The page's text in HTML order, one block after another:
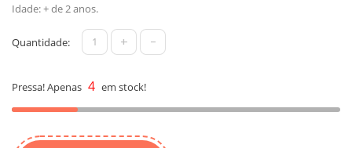
Idade: + de 2 anos.
Quantidade: + -
Pressa! Apenas 4 em stock!